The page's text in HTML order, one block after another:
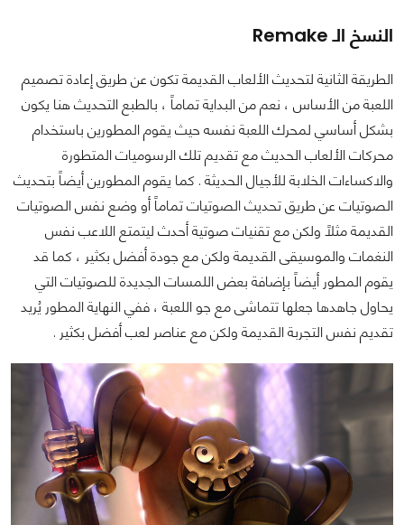
النسخ الـ Remake
الطريقة الثانية لتحديث الألعاب القديمة تكون عن طريق إعادة تصميم
اللعبة من الأساس ، نعم من البداية تماماً ، بالطبع التحديث هنا يكون
بشكل أساسي لمحرك اللعبة نفسه حيث يقوم المطورين باستخدام
محركات الألعاب الحديث مع تقديم تلك الرسوميات المتطورة
والاكساءات الخلابة للأجيال الحديثة . كما يقوم المطورين أيضاً بتحديث
الصوتيات عن طريق تحديث الصوتيات تماماً أو وضع نفس الصوتيات
القديمة مثلاً ولكن مع تقنيات صوتية أحدث ليتمتع اللاعب نفس
النغمات والموسيقى القديمة ولكن مع جودة أفضل بكثير ، كما قد
يقوم المطور أيضاً بإضافة بعض اللمسات الجديدة للصوتيات التي
يحاول جاهدها جعلها تتماشى مع جو اللعبة ، ففي النهاية المطور يُريد
تقديم نفس التجربة القديمة ولكن مع عناصر لعب أفضل بكثير .